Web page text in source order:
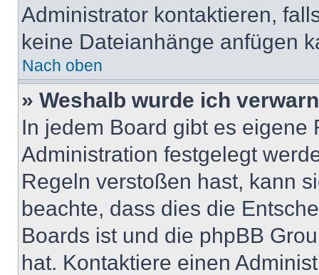
Administrator kontaktieren,
keine Dateianhänge anfügen
Nach oben
» Weshalb wurde ich
In jedem Board gibt es
Administration festgelegt
Regeln verstoßen hast, kann
beachte, dass dies die
Boards ist und die phpBB
hat. Kontaktiere einen